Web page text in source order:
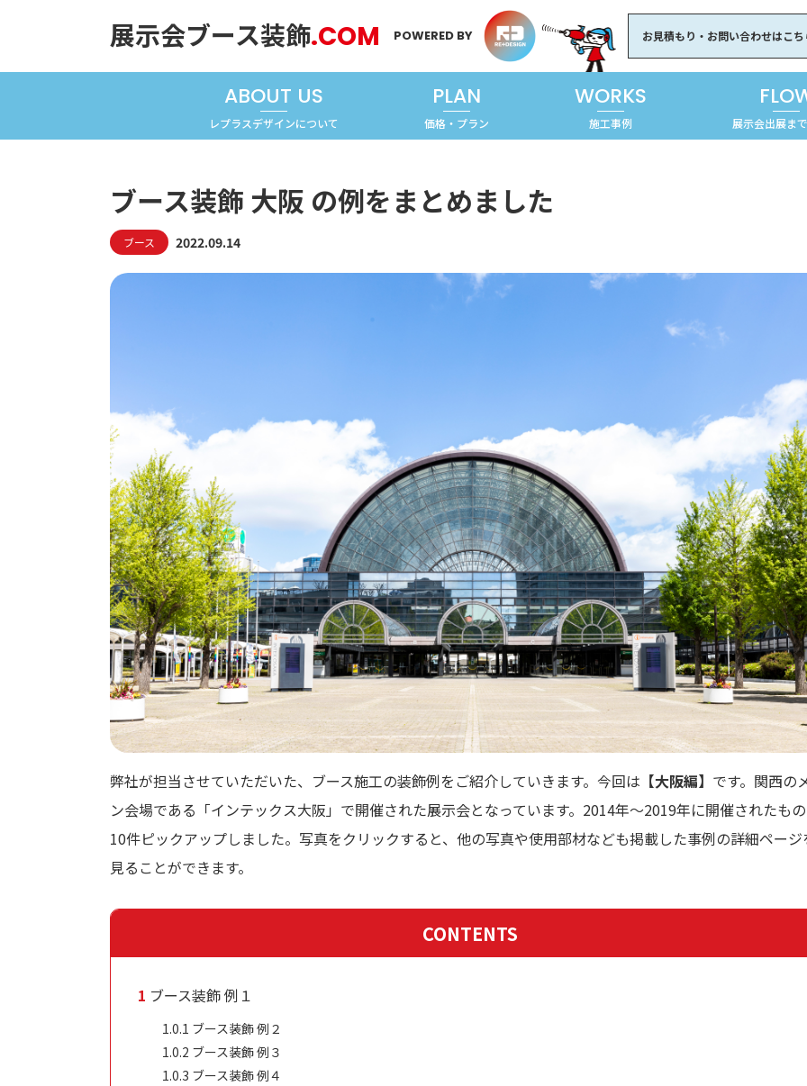
展示会ブース装飾.COM POWERED BY お見積もり・お問い合わせはこち
ABOUT US
レプラスデザインについて
PLAN
価格・プラン
WORKS
施工事例 展示会出展ま
ブース装飾 大阪 の例をまとめました
ブース 2022.09.14
弊社が担当させていただいた、ブース施工の装飾例をご紹介していきます。今回は 【大阪編】 です。関西の
ン会場である「インテックス大阪」で開催された展示会となっています。2014年〜2019年に開催されたも
10件ピックアップしました。写真をクリックすると、他の写真や使用部材なども掲載した事例の詳細ページ
見ることができます。
CONTENTS
1 ブース装飾 例１
1.0.1 ブース装飾 例２
1.0.2 ブース装飾 例３
1.0.3 ブース装飾 例４